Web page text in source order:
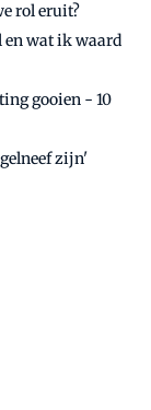
rol eruit?
en wat ik waard
gooien - 10
zijn'